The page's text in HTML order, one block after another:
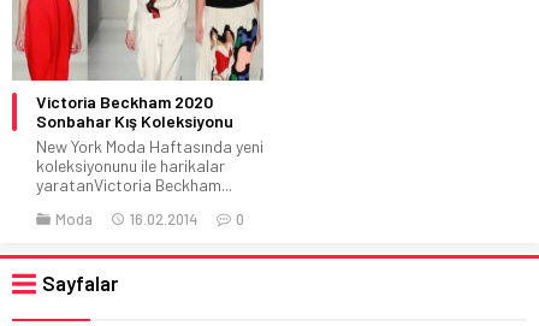
Victoria Beckham 2020
Sonbahar Kış Koleksiyonu
New York Moda Haftasında yeni
koleksiyonunu ile harikalar
yaratanVictoria Beckham...
Moda 16.02.2014 0
Sayfalar